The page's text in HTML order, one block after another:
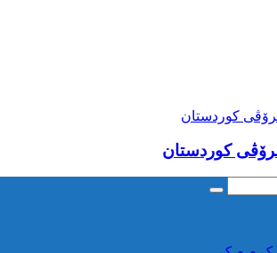
کوژرانی دوو هاوڵاتی لە کاتی
کوردستان